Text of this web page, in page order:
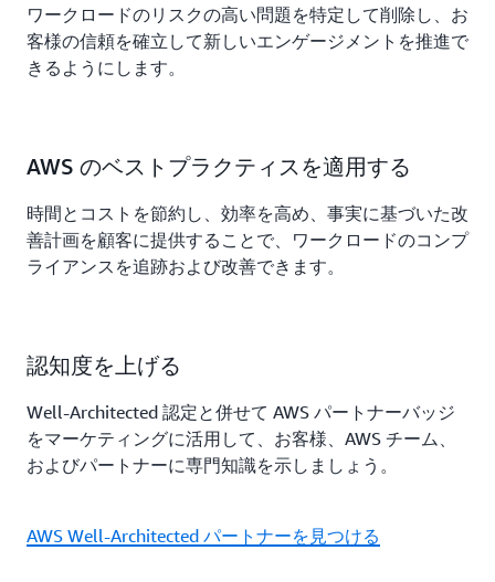
ワークロードのリスクの高い問題を特定して削除し、お
客様の信頼を確立して新しいエンゲージメントを推進で
きるようにします。
AWS のベストプラクティスを適用する
時間とコストを節約し、効率を高め、事実に基づいた改
善計画を顧客に提供することで、ワークロードのコンプ
ライアンスを追跡および改善できます。
認知度を上げる
Well-Architected 認定と併せて AWS パートナーバッジ
をマーケティングに活用して、お客様、AWS チーム、
およびパートナーに専門知識を示しましょう。
AWS Well-Architected パートナーを見つける